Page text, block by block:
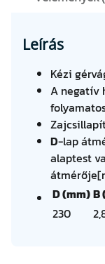
3
,
8
/
1
,
8
×
3
Leírás
Kézi
A negatív
D-lap
alaptest
D (mm)B
230